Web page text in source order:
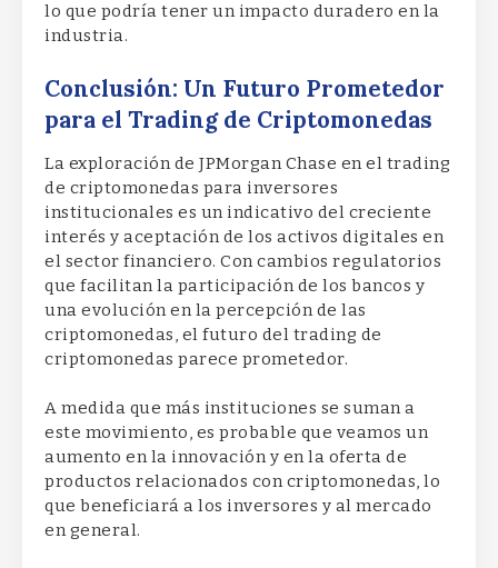
lo que podría tener un impacto duradero en la
industria.
Conclusión: Un Futuro Prometedor
para el Trading de Criptomonedas
La exploración de JPMorgan Chase en el trading
de criptomonedas para inversores
institucionales es un indicativo del creciente
interés y aceptación de los activos digitales en
el sector financiero. Con cambios regulatorios
que facilitan la participación de los bancos y
una evolución en la percepción de las
criptomonedas, el futuro del trading de
criptomonedas parece prometedor.
A medida que más instituciones se suman a
este movimiento, es probable que veamos un
aumento en la innovación y en la oferta de
productos relacionados con criptomonedas, lo
que beneficiará a los inversores y al mercado
en general.